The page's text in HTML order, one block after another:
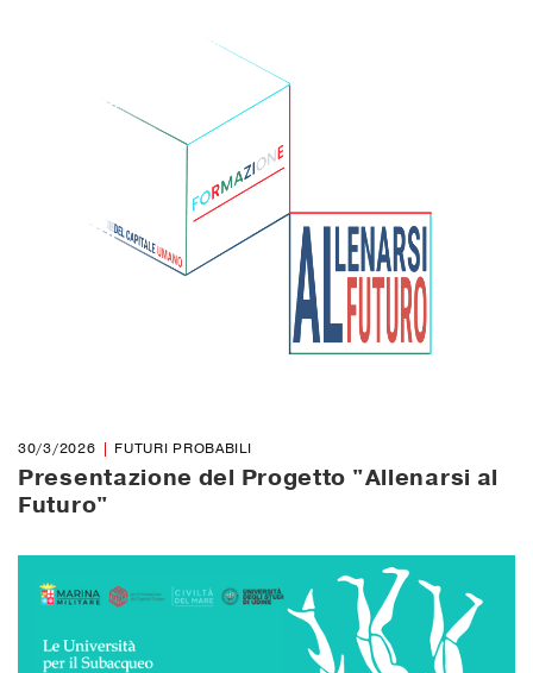
30/3/2026 FUTURI PROBABILI
Presentazione del Progetto "Allenarsi al
Futuro"